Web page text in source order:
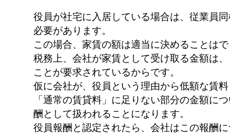
役員が社宅に入居している場合は、従業員
必要があります。
この場合、家賃の額は適当に決めることは
税務上、会社が家賃として受け取る金額は
ことが要求されているからです。
仮に会社が、役員という理由から低額な賃
「通常の賃貸料」に足りない部分の金額に
酬として扱われることになります。
役員報酬と認定されたら、会社はこの報酬